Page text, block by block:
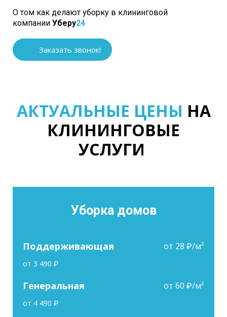
О том как делают уборку в клининговой
компании Уберу24
Заказать звонок!
АКТУАЛЬНЫЕ ЦЕНЫ НА
КЛИНИНГОВЫЕ
УСЛУГИ
Уборка домов
Поддерживающая от 28 ₽/м²
от 3 490 ₽
Генеральная от 60 ₽/м²
от 4 490 ₽